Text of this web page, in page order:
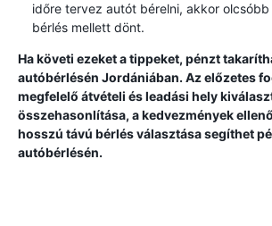
időre tervez autót bérelni, akkor
bérlés mellett dönt.
Ha követi ezeket a tippeket, pénzt
autóbérlésén Jordániában. Az előzetes
megfelelő átvételi és leadási hely
összehasonlítása, a kedvezmények
hosszú távú bérlés választása segíthet
autóbérlésén.